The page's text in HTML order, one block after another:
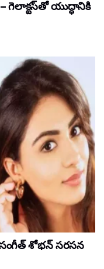
గెలాక్టస్‌తో యుద్ధానికి
శోభన్ సరసన